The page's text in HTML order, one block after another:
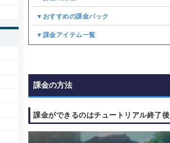
▼おすすめの課金パック
▼課金アイテム一覧
課金の方法
課金ができるのはチュートリアル終了後